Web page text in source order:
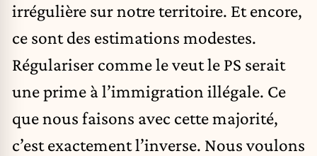
irrégulière sur notre territoire. Et encore,
ce sont des estimations modestes.
Régulariser comme le veut le PS serait
une prime à l’immigration illégale. Ce
que nous faisons avec cette majorité,
c’est exactement l’inverse. Nous voulons